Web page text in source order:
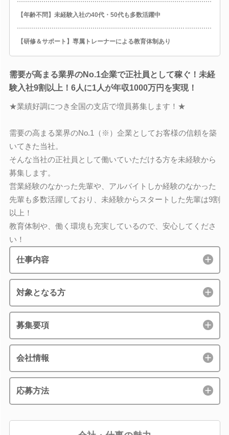
【年齢不問】未経験入社の40代・50代も多数活躍中
【研修＆サポート】専属トレーナーによる教育体制あり
需要が高まる業界のNo.1企業で正社員として稼ぐ！未経
験入社9割以上！6人に1人が年収1000万円を実現！
★業績好調につき全国の支店で増員募集します！★
需要の高まる業界のNo.1（※）企業としてお客様の信頼を築
いてきた当社。
そんな当社の正社員として働いていただける方を未経験から
募集します。
営業経験のなかった先輩や、アルバイトしか経験のなかった
先輩も多数活躍しており、未経験からスタートした先輩は9割
以上！
教育体制や、働く環境も充実しているので、安心してくださ
い！
仕事内容
対象となる方
募集要項
会社情報
応募方法